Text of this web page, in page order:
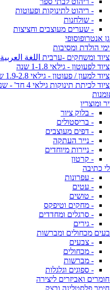
- ריהוט לתינוקות ופעוטות
- שולחנות
- שערים מעוצבים וחציצות
אנטרופוסופי
הולדת ומסיבות
ומשחקים -ערבית اللغة العربية
לפעוטון - גילאי 1-1.8 שנה
למעון / פעוטון - גילאי 1.9-2.8 שנה
לכיתת תינוקות גילאי 4 חד' - שנה
ומוצריו
- בלוק ציור
- בריסטולים
- דפים מעוצבים
- נייר העתקה
- ניירות מיוחדים
- קרטון
כתיבה
- עפרונות
- עטים
- טושים
- מחקים וטיפקס
- סרגלים ומחדדים
- גירים
מכחולים ומברשות
- צבעים
- מכחולים
- מברשות
- ספוגים וגלגלות
ואביזרים ליצירה
פלסטלינה ובצק